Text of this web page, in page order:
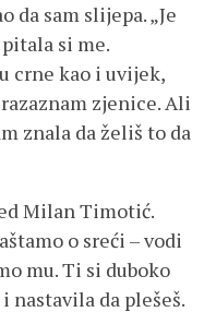
da sam slijepa. „Je
pitala si me.
crne kao i uvijek,
zjenice. Ali
znala da želiš to da
Milan Timotić.
o sreći – vodi
mu. Ti si duboko
nastavila da plešeš.